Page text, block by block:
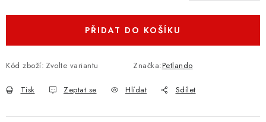
PŘIDAT DO KOŠÍKU
Kód zboží: Zvolte variantu Značka:Petlando
Tisk Zeptat se Hlídat Sdílet